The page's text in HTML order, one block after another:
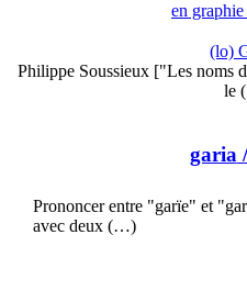
en
(lo)
Philippe Soussieux ["Les noms
le
garia
Prononcer entre "garïe" et
avec deux (…)